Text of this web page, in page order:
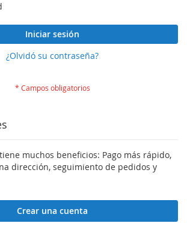
Iniciar sesión
¿Olvidó su contraseña?
muchos beneficios: Pago más rápido,
dirección, seguimiento de pedidos y
Crear una cuenta